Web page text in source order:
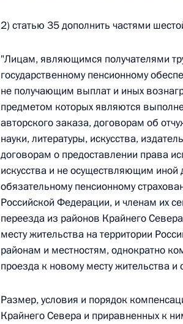
О внесении изменений в Уголовный
процессуального кодекса Российской
26 июля 2026 года
Федеральный закон от
О внесении изменений в статью 13–2
и признании утратившим силу пункта 1
изменений в Федеральный закон „Об
26 июля 2026 года
Федеральный закон от
О внесении изменения в статью 10
26 июля 2026 года
2) статью 35 дополнить частями
"Лицам, являющимся получателями
государственному пенсионному
не получающим выплат и иных
предметом которых являются
авторского заказа, договорам об
науки, литературы, искусства,
договорам о предоставлении права
искусства и не осуществляющим иной
обязательному пенсионному
Российской Федерации, и членам их
переезда из районов Крайнего
месту жительства на территории
районам и местностям, однократно
проезда к новому месту жительства
Размер, условия и порядок
Крайнего Севера и приравненных к